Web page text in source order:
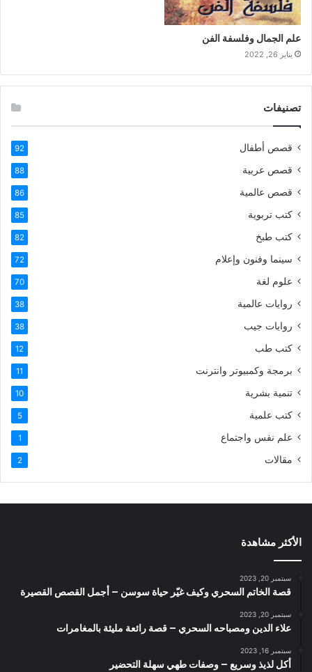
علم الجمال وفلسفة الفن
يناير 26, 2022
تصنيفات
قصص أطفال 92
قصص عربية 88
قصص عالمية 86
كتب تربوية 85
كتب طبخ 82
سينما وفنون وإعلام 72
علوم لغة 70
روايات عالمية 38
روايات جيب 38
كتب طب 12
برمجة وكمبيوتر وانترنت 11
تنمية بشرية 10
كتب علمية 5
علم نفس واجتماع 1
مقالات 2
الأكثر مشاهدة
سبتمبر 20, 2023
قصة الخاتم السحري وكيف غيّر حياة سوسن – أجمل القصص القصيرة
سبتمبر 20, 2023
علاء الدين ومصباحه السحري – قصة رائعة مليئة بالمغامرات
سبتمبر 16, 2023
أكل لذيذ وسريع – وصفات طهي سهلة التحضير